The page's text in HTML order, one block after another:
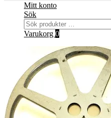
Mitt konto
Sök
Sök
efter:
Varukorg 0